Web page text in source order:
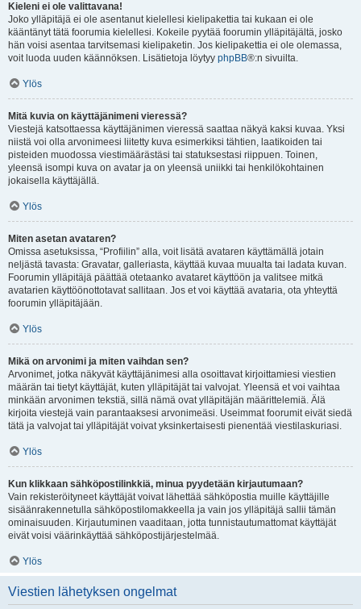
Kieleni ei ole valittavana!
Joko ylläpitäjä ei ole asentanut kielellesi kielipakettia tai kukaan ei ole
kääntänyt tätä foorumia kielellesi. Kokeile pyytää foorumin ylläpitäjältä, josko
hän voisi asentaa tarvitsemasi kielipaketin. Jos kielipakettia ei ole olemassa,
voit luoda uuden käännöksen. Lisätietoja löytyy phpBB®:n sivuilta.
Ylös
Mitä kuvia on käyttäjänimeni vieressä?
Viestejä katsottaessa käyttäjänimen vieressä saattaa näkyä kaksi kuvaa. Yksi
niistä voi olla arvonimeesi liitetty kuva esimerkiksi tähtien, laatikoiden tai
pisteiden muodossa viestimäärästäsi tai statuksestasi riippuen. Toinen,
yleensä isompi kuva on avatar ja on yleensä uniikki tai henkilökohtainen
jokaisella käyttäjällä.
Ylös
Miten asetan avataren?
Omissa asetuksissa, “Profiilin” alla, voit lisätä avataren käyttämällä jotain
neljästä tavasta: Gravatar, galleriasta, käyttää kuvaa muualta tai ladata kuvan.
Foorumin ylläpitäjä päättää otetaanko avataret käyttöön ja valitsee mitkä
avatarien käyttöönottotavat sallitaan. Jos et voi käyttää avataria, ota yhteyttä
foorumin ylläpitäjään.
Ylös
Mikä on arvonimi ja miten vaihdan sen?
Arvonimet, jotka näkyvät käyttäjänimesi alla osoittavat kirjoittamiesi viestien
määrän tai tietyt käyttäjät, kuten ylläpitäjät tai valvojat. Yleensä et voi vaihtaa
minkään arvonimen tekstiä, sillä nämä ovat ylläpitäjän määrittelemiä. Älä
kirjoita viestejä vain parantaaksesi arvonimeäsi. Useimmat foorumit eivät siedä
tätä ja valvojat tai ylläpitäjät voivat yksinkertaisesti pienentää viestilaskuriasi.
Ylös
Kun klikkaan sähköpostilinkkiä, minua pyydetään kirjautumaan?
Vain rekisteröityneet käyttäjät voivat lähettää sähköpostia muille käyttäjille
sisäänrakennetulla sähköpostilomakkeella ja vain jos ylläpitäjä sallii tämän
ominaisuuden. Kirjautuminen vaaditaan, jotta tunnistautumattomat käyttäjät
eivät voisi väärinkäyttää sähköpostijärjestelmää.
Ylös
Viestien lähetyksen ongelmat